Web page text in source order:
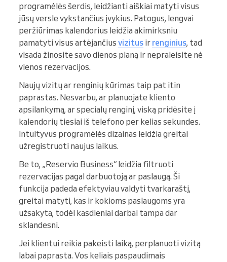
programėlės šerdis, leidžianti aiškiai matyti visus
jūsų versle vykstančius įvykius. Patogus, lengvai
peržiūrimas kalendorius leidžia akimirksniu
pamatyti visus artėjančius vizitus ir renginius, tad
visada žinosite savo dienos planą ir nepraleisite nė
vienos rezervacijos.
Naujų vizitų ar renginių kūrimas taip pat itin
paprastas. Nesvarbu, ar planuojate kliento
apsilankymą, ar specialų renginį, viską pridėsite į
kalendorių tiesiai iš telefono per kelias sekundes.
Intuityvus programėlės dizainas leidžia greitai
užregistruoti naujus laikus.
Be to, „Reservio Business“ leidžia filtruoti
rezervacijas pagal darbuotoją ar paslaugą. Ši
funkcija padeda efektyviau valdyti tvarkaraštį,
greitai matyti, kas ir kokioms paslaugoms yra
užsakyta, todėl kasdieniai darbai tampa dar
sklandesni.
Jei klientui reikia pakeisti laiką, perplanuoti vizitą
labai paprasta. Vos keliais paspaudimais